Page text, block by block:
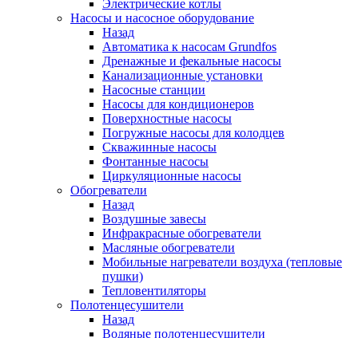
Электрические котлы
Насосы и насосное оборудование
Назад
Автоматика к насосам Grundfos
Дренажные и фекальные насосы
Канализационные установки
Насосные станции
Насосы для кондиционеров
Поверхностные насосы
Погружные насосы для колодцев
Скважинные насосы
Фонтанные насосы
Циркуляционные насосы
Обогреватели
Назад
Воздушные завесы
Инфракрасные обогреватели
Масляные обогреватели
Мобильные нагреватели воздуха (тепловые
пушки)
Тепловентиляторы
Полотенцесушители
Назад
Водяные полотенцесушители